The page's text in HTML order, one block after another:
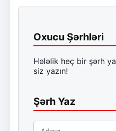
Oxucu Şərhləri
Hələlik heç bir şərh
siz yazın!
Şərh Yaz